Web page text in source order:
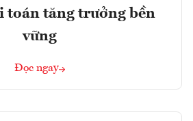
toán tăng trưởng bền
vững
Đọc ngay